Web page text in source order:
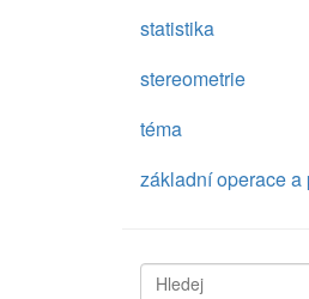
statistika
stereometrie
téma
základní operace a